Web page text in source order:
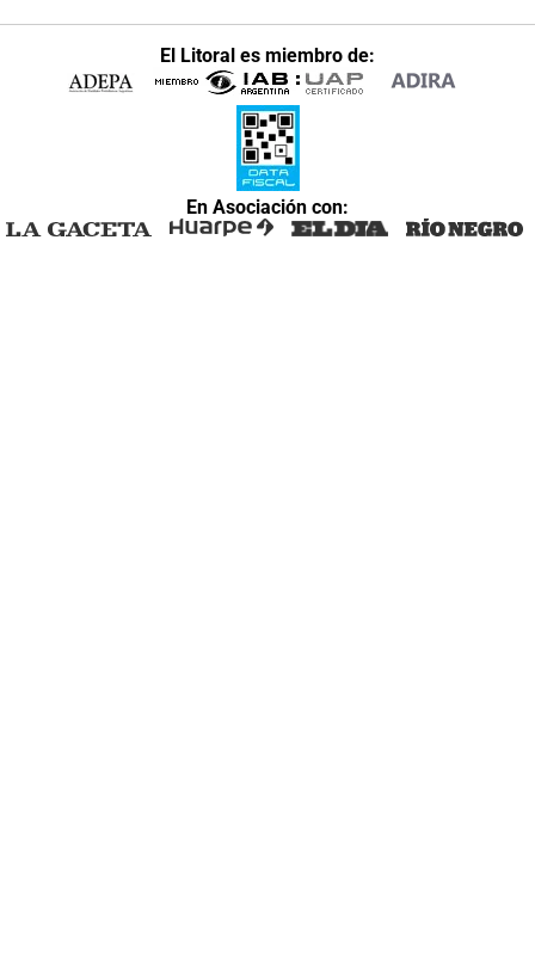
El Litoral es miembro de:
En Asociación con: